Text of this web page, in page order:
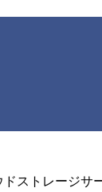
ストレージサ